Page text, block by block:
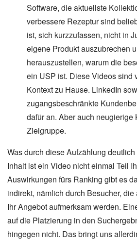
Software, die aktuellste
verbessere Rezeptur sind
ist, sich kurzzufassen, nicht in
eigene Produkt auszubrechen
herauszustellen, warum die
ein USP ist. Diese Videos sind
Kontext zu Hause. LinkedIn
zugangsbeschränkte
dafür an. Aber auch neugierige
Zielgruppe.
Was durch diese Aufzählung
Inhalt ist ein Video nicht einmal Teil
Auswirkungen fürs Ranking gibt es
indirekt, nämlich durch Besucher,
Ihr Angebot aufmerksam werden.
auf die Platzierung in den
hingegen nicht. Das bringt uns